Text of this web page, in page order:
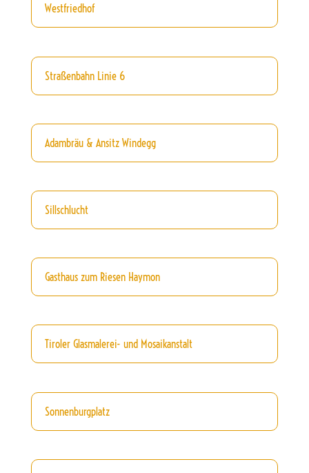
Westfriedhof
Straßenbahn Linie 6
Adambräu & Ansitz Windegg
Sillschlucht
Gasthaus zum Riesen Haymon
Tiroler Glasmalerei- und Mosaikanstalt
Sonnenburgplatz